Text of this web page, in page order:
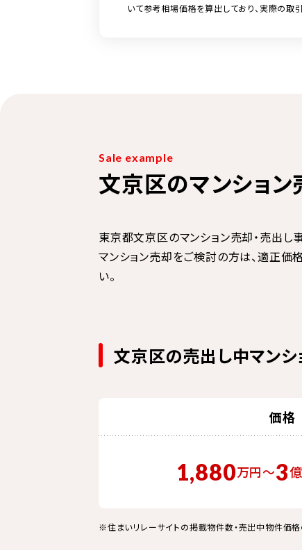
いて参考相場価格を算出しており、実際の取
Sale example
文京区のマンション
東京都文京区のマンション売却・売出し
マンション売却をご検討の方は、適正
い。
文京区の売出し中マンシ
価格
1,880万円〜3億
※住まいリレーサイトの掲載物件数・売出中物件価